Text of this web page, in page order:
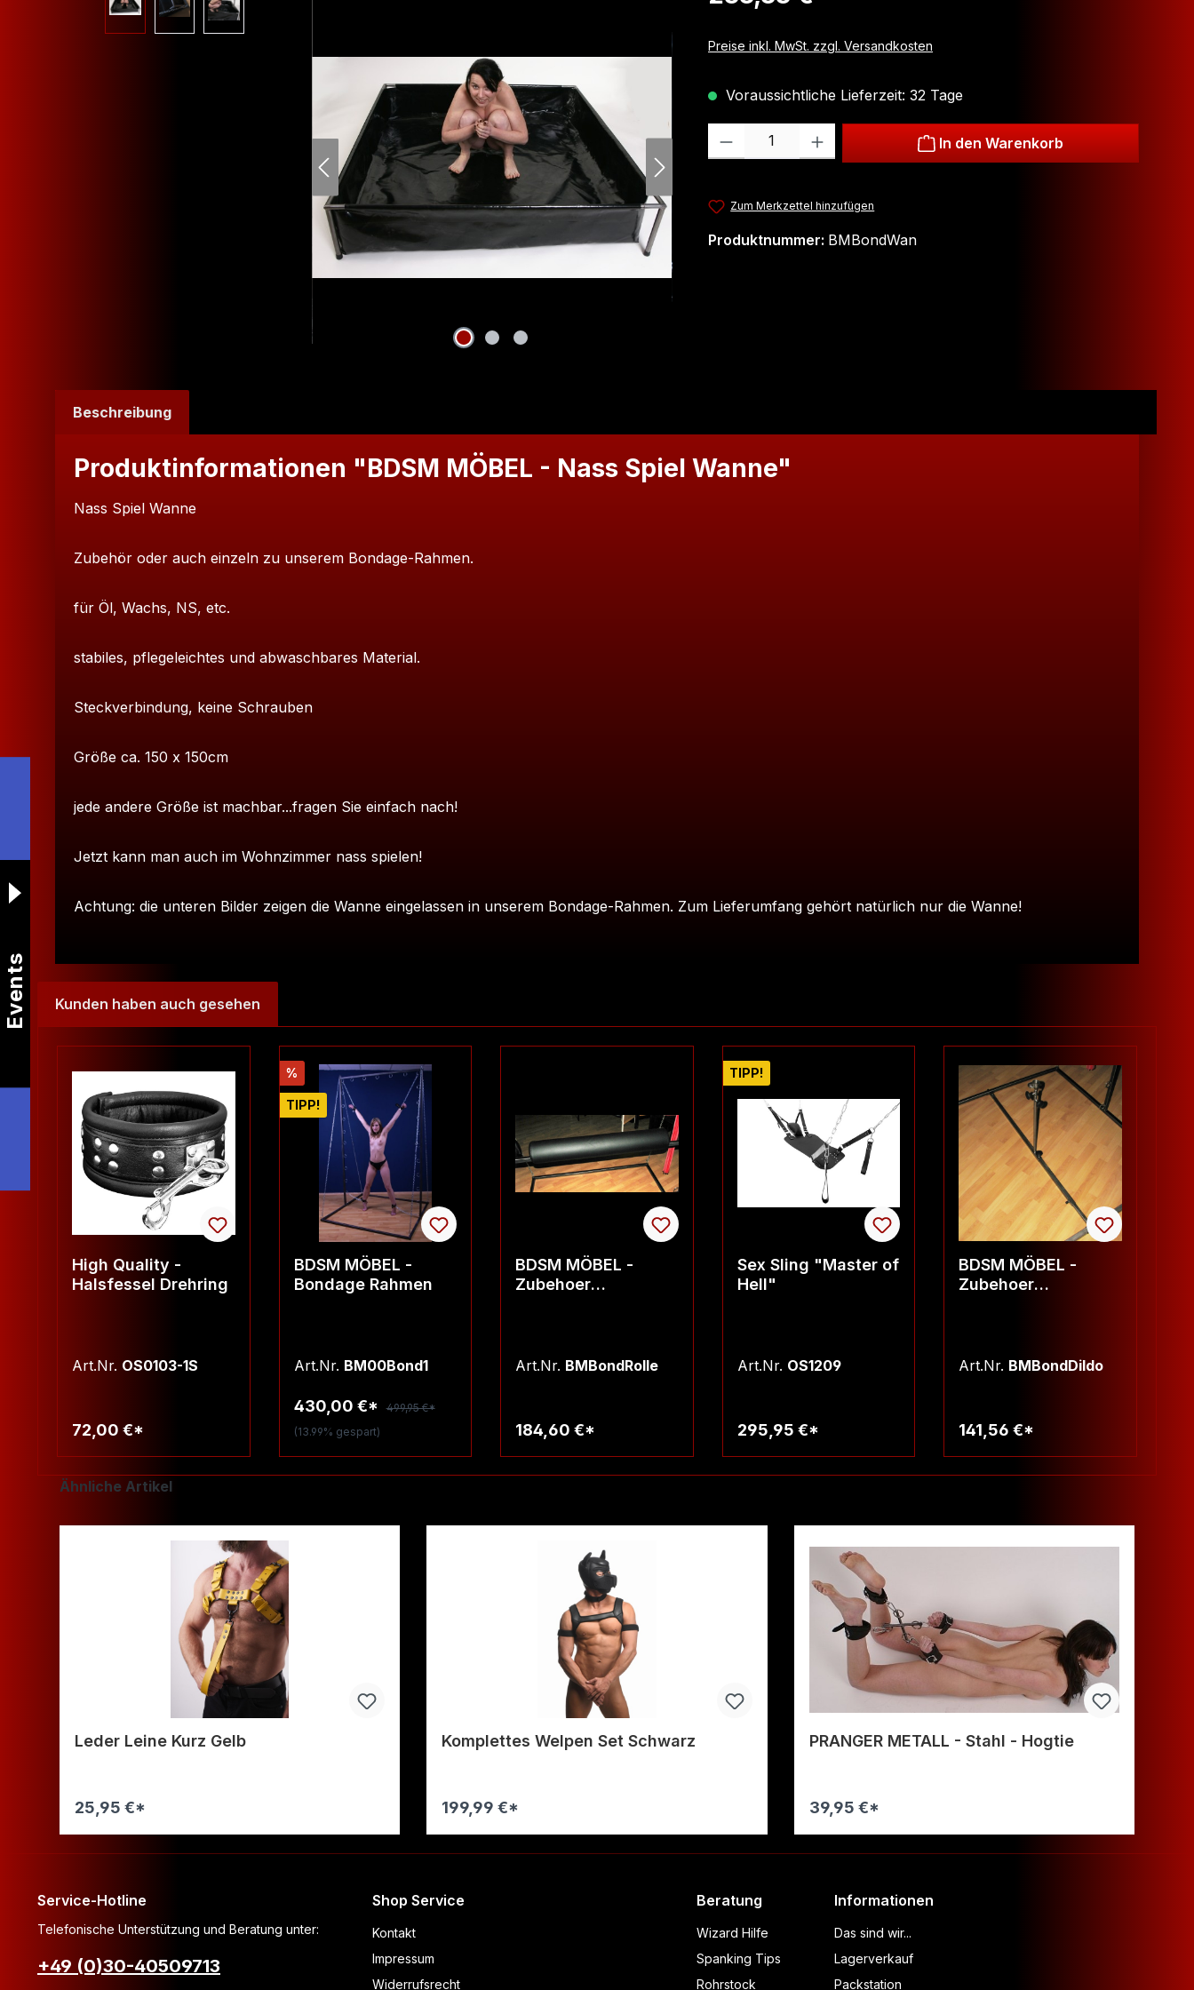
Preise inkl. MwSt. zzgl. Versandkosten
Voraussichtliche Lieferzeit: 32 Tage
Produkt Anzahl: Gib den gewünschten Wert ein oder benutze die Schaltflächen
In den Warenkorb
Zum Merkzettel hinzufügen
Produktnummer: BMBondWan
Beschreibung
Produktinformationen "BDSM MÖBEL - Nass Spiel Wanne"
Nass Spiel Wanne
Zubehör oder auch einzeln zu unserem Bondage-Rahmen.
für Öl, Wachs, NS, etc.
stabiles, pflegeleichtes und abwaschbares Material.
Steckverbindung, keine Schrauben
Größe ca. 150 x 150cm
jede andere Größe ist machbar...fragen Sie einfach nach!
Jetzt kann man auch im Wohnzimmer nass spielen!
Achtung: die unteren Bilder zeigen die Wanne eingelassen in unserem Bondage-Rahmen. Zum Lieferumfang gehört natürlich nur die Wanne!
Kunden haben auch gesehen
High Quality -
Halsfessel Drehring
Art.Nr. OS0103-1S
72,00 €*
%Rabatt
TIPP!
BDSM MÖBEL -
Bondage Rahmen
Art.Nr. BM00Bond1
430,00 €*
499,95 €*
(13.99% gespart)
BDSM MÖBEL -
Zubehoer
Art.Nr. BMBondRolle
184,60 €*
TIPP!
Sex Sling "Master of
Hell"
Art.Nr. OS1209
295,95 €*
BDSM MÖBEL -
Zubehoer
Art.Nr. BMBondDildo
141,56 €*
Produktgalerie überspringen
Ähnliche Artikel
Leder Leine Kurz Gelb
25,95 €*
Komplettes Welpen Set Schwarz
199,99 €*
PRANGER METALL - Stahl - Hogtie
39,95 €*
Service-Hotline
Telefonische Unterstützung und Beratung unter:
+49 (0)30-40509713
Shop Service
Kontakt
Impressum
Widerrufsrecht
Beratung
Wizard Hilfe
Spanking Tips
Rohrstock
Informationen
Das sind wir...
Lagerverkauf
Packstation
Events